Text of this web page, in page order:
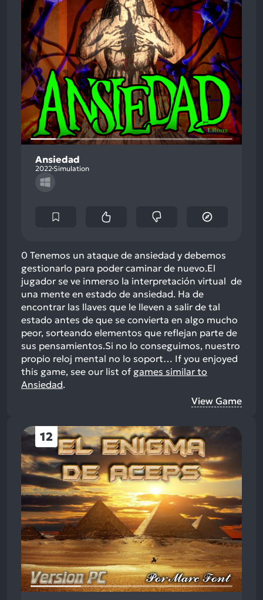
Ansiedad
2022 Simulation
0 Tenemos un ataque de ansiedad y debemos
gestionarlo para poder caminar de nuevo.El
jugador se ve inmerso la interpretación virtual de
una mente en estado de ansiedad. Ha de
encontrar las llaves que le lleven a salir de tal
estado antes de que se convierta en algo mucho
peor, sorteando elementos que reflejan parte de
sus pensamientos.Si no lo conseguimos, nuestro
propio reloj mental no lo soport… If you enjoyed
this game, see our list of games similar to
Ansiedad.
View Game
12